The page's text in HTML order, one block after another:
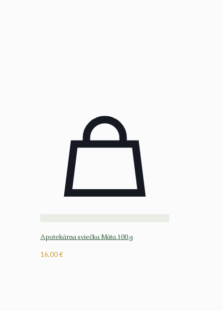
Apotekárna sviečka Mäta 100 g
16,00€